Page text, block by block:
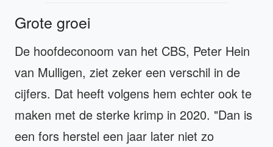
Grote groei
De hoofdeconoom van het CBS, Peter Hein
van Mulligen, ziet zeker een verschil in de
cijfers. Dat heeft volgens hem echter ook te
maken met de sterke krimp in 2020. "Dan is
een fors herstel een jaar later niet zo